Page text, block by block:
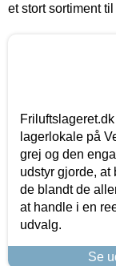
et stort sortiment
lagerlokale på
grej og den
udstyr gjorde, at
de blandt de
at handle i en
udvalg.
Se